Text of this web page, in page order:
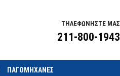
ΤΗΛΕΦΩΝΗΣΤΕ ΜΑΣ
211-800-1943
ΠΑΓΟΜΗΧΑΝΕΣ